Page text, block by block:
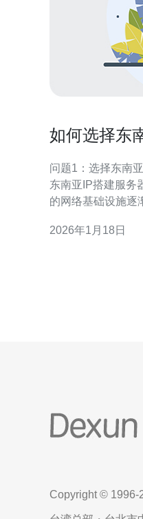
如何选择东
问题1：选择东南
东南亚IP搭建服务
的网络基础设施逐
对较低，适合预算
2026年1月18日
Copyright © 1996-